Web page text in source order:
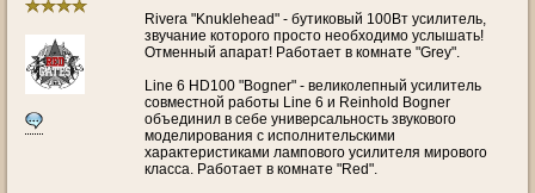
Rivera "Knuklehead" - бутиковый 100Вт усилитель,
звучание которого просто необходимо услышать!
Отменный апарат! Работает в комнате "Grey".
Line 6 HD100 "Bogner" - великолепный усилитель
совместной работы Line 6 и Reinhold Bogner
объединил в себе универсальность звукового
моделирования с исполнительскими
характеристиками лампового усилителя мирового
класса. Работает в комнате "Red".